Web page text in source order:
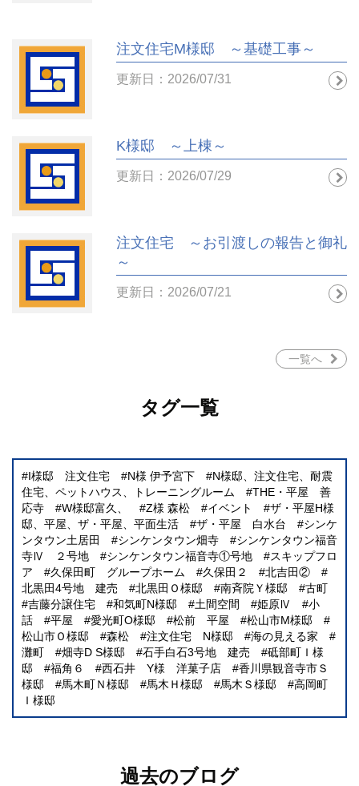
注文住宅M様邸 ～基礎工事～
更新日：2026/07/31
K様邸 ～上棟～
更新日：2026/07/29
注文住宅 ～お引渡しの報告と御礼
～
更新日：2026/07/21
一覧へ
タグ一覧
I様邸 注文住宅 N様 伊予宮下
N様邸、注文住宅、耐震
住宅、ペットハウス、トレーニングルーム
THE・平屋 善
応寺
W様邸富久、 Z様 森松 イベント
ザ・平屋H様
邸、平屋、ザ・平屋、平面生活
ザ・平屋 白水台
シンケ
ンタウン土居田
シンケンタウン畑寺
シンケンタウン福音
寺Ⅳ ２号地
シンケンタウン福音寺①号地
スキップフロ
ア
久保田町 グループホーム 久保田２
北吉田②
北黒田4号地 建売
北黒田Ｏ様邸 南斉院Ｙ様邸
古町
吉藤分譲住宅
和気町N様邸 土間空間 姫原Ⅳ
小
話
平屋 愛光町O様邸 松前 平屋
松山市M様邸
松山市Ｏ様邸
森松 注文住宅 N様邸
海の見える家
灘町
畑寺D S様邸 石手白石3号地 建売
砥部町Ｉ様
邸
福角６ 西石井 Y様 洋菓子店
香川県観音寺市Ｓ
様邸
馬木町Ｎ様邸 馬木Ｈ様邸 馬木Ｓ様邸
高岡町
Ｉ様邸
過去のブログ